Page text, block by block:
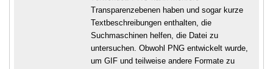
Transparenzebenen haben und sogar kurze
Textbeschreibungen enthalten, die
Suchmaschinen helfen, die Datei zu
untersuchen. Obwohl PNG entwickelt wurde,
um GIF und teilweise andere Formate zu